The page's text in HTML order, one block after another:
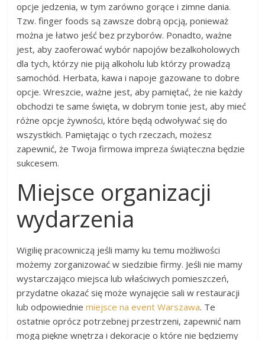
opcje jedzenia, w tym zarówno gorące i zimne dania.
Tzw. finger foods są zawsze dobrą opcją, ponieważ
można je łatwo jeść bez przyborów. Ponadto, ważne
jest, aby zaoferować wybór napojów bezalkoholowych
dla tych, którzy nie piją alkoholu lub którzy prowadzą
samochód. Herbata, kawa i napoje gazowane to dobre
opcje. Wreszcie, ważne jest, aby pamiętać, że nie każdy
obchodzi te same święta, w dobrym tonie jest, aby mieć
różne opcje żywności, które będą odwoływać się do
wszystkich. Pamiętając o tych rzeczach, możesz
zapewnić, że Twoja firmowa impreza świąteczna będzie
sukcesem.
Miejsce organizacji
wydarzenia
Wigilię pracowniczą jeśli mamy ku temu możliwości
możemy zorganizować w siedzibie firmy. Jeśli nie mamy
wystarczająco miejsca lub właściwych pomieszczeń,
przydatne okazać się może wynajęcie sali w restauracji
lub odpowiedniemiejsce na event Warszawa. Te
ostatnie oprócz potrzebnej przestrzeni, zapewnić nam
mogą piękne wnętrza i dekoracje o które nie będziemy